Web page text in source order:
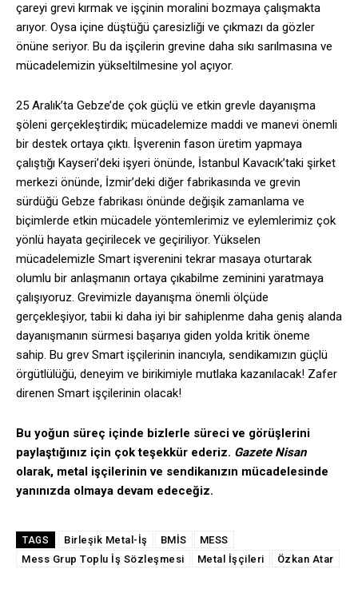
çareyi grevi kırmak ve işçinin moralini bozmaya çalışmakta
arıyor. Oysa içine düştüğü çaresizliği ve çıkmazı da gözler
önüne seriyor. Bu da işçilerin grevine daha sıkı sarılmasına ve
mücadelemizin yükseltilmesine yol açıyor.
25 Aralık’ta Gebze’de çok güçlü ve etkin grevle dayanışma
şöleni gerçekleştirdik; mücadelemize maddi ve manevi önemli
bir destek ortaya çıktı. İşverenin fason üretim yapmaya
çalıştığı Kayseri’deki işyeri önünde, İstanbul Kavacık’taki şirket
merkezi önünde, İzmir’deki diğer fabrikasında ve grevin
sürdüğü Gebze fabrikası önünde değişik zamanlama ve
biçimlerde etkin mücadele yöntemlerimiz ve eylemlerimiz çok
yönlü hayata geçirilecek ve geçiriliyor. Yükselen
mücadelemizle Smart işverenini tekrar masaya oturtarak
olumlu bir anlaşmanın ortaya çıkabilme zeminini yaratmaya
çalışıyoruz. Grevimizle dayanışma önemli ölçüde
gerçekleşiyor, tabii ki daha iyi bir sahiplenme daha geniş alanda
dayanışmanın sürmesi başarıya giden yolda kritik öneme
sahip. Bu grev Smart işçilerinin inancıyla, sendikamızın güçlü
örgütlülüğü, deneyim ve birikimiyle mutlaka kazanılacak! Zafer
direnen Smart işçilerinin olacak!
Bu yoğun süreç içinde bizlerle süreci ve görüşlerini
paylaştığınız için çok teşekkür ederiz. Gazete Nisan
olarak, metal işçilerinin ve sendikanızın mücadelesinde
yanınızda olmaya devam edeceğiz.
TAGS Birleşik Metal-İş BMİS
MESS
Mess Grup Toplu İş Sözleşmesi
Metal İşçileri Özkan Atar